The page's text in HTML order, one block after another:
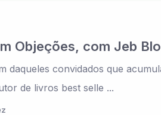
Objeções, com Jeb
daqueles convidados que
de livros best selle ...